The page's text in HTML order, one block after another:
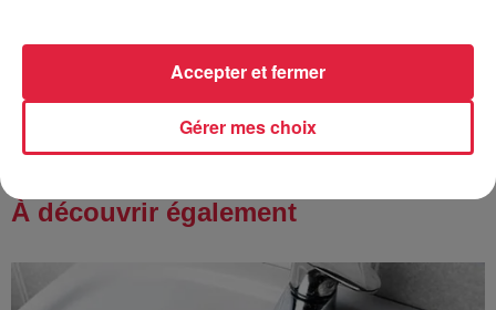
avec les flamants rouges
À découvrir également
Gérer mes choix
Accepter et fermer